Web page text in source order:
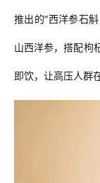
推出的“西洋参石
山西洋参，搭配枸
即饮，让高压人群